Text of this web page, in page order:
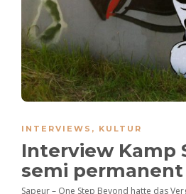
INTERVIEWS , KULTUR
Interview Kamp
semi
Sapeur – One Step Beyond hatte das